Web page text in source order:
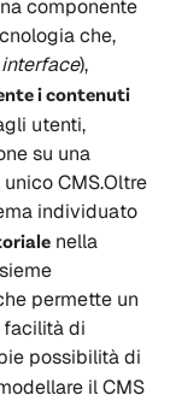
componente
che,
),
i contenuti
utenti,
su una
CMS.Oltre
individuato
nella
permette un
facilità di
possibilità di
il CMS